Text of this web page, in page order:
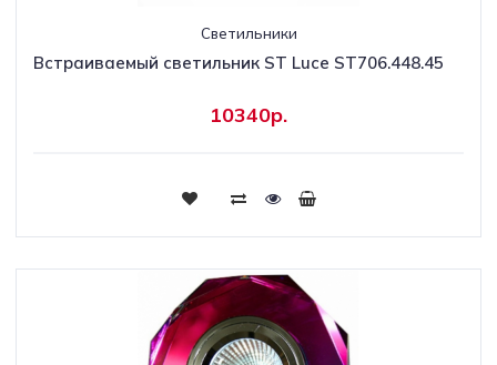
Светильники
Встраиваемый светильник ST Luce ST706.448.45
10340р.